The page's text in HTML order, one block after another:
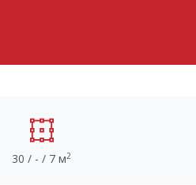
30 / - / 7 м2